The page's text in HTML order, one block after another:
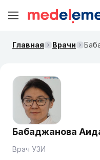
Главная Врачи
Бабаджанова
Врач УЗИ